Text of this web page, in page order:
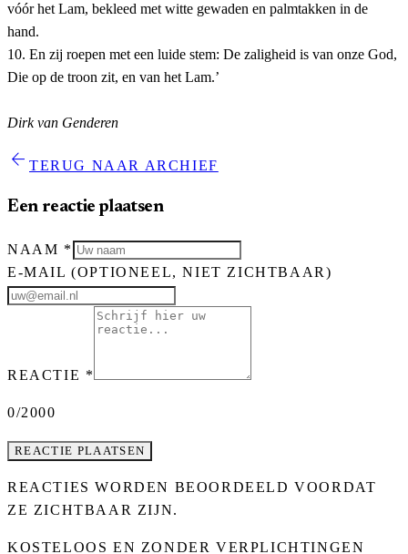
vóór het Lam, bekleed met witte gewaden en palmtakken in de
hand.
10. En zij roepen met een luide stem: De zaligheid is van onze God,
Die op de troon zit, en van het Lam.’
Dirk van Genderen
arrow_back TERUG NAAR ARCHIEF
Een reactie plaatsen
NAAM *
E-MAIL(OPTIONEEL, NIET ZICHTBAAR)
REACTIE *
0/2000
REACTIE PLAATSEN
REACTIES WORDEN BEOORDEELD VOORDAT
ZE ZICHTBAAR ZIJN.
KOSTELOOS EN ZONDER VERPLICHTINGEN